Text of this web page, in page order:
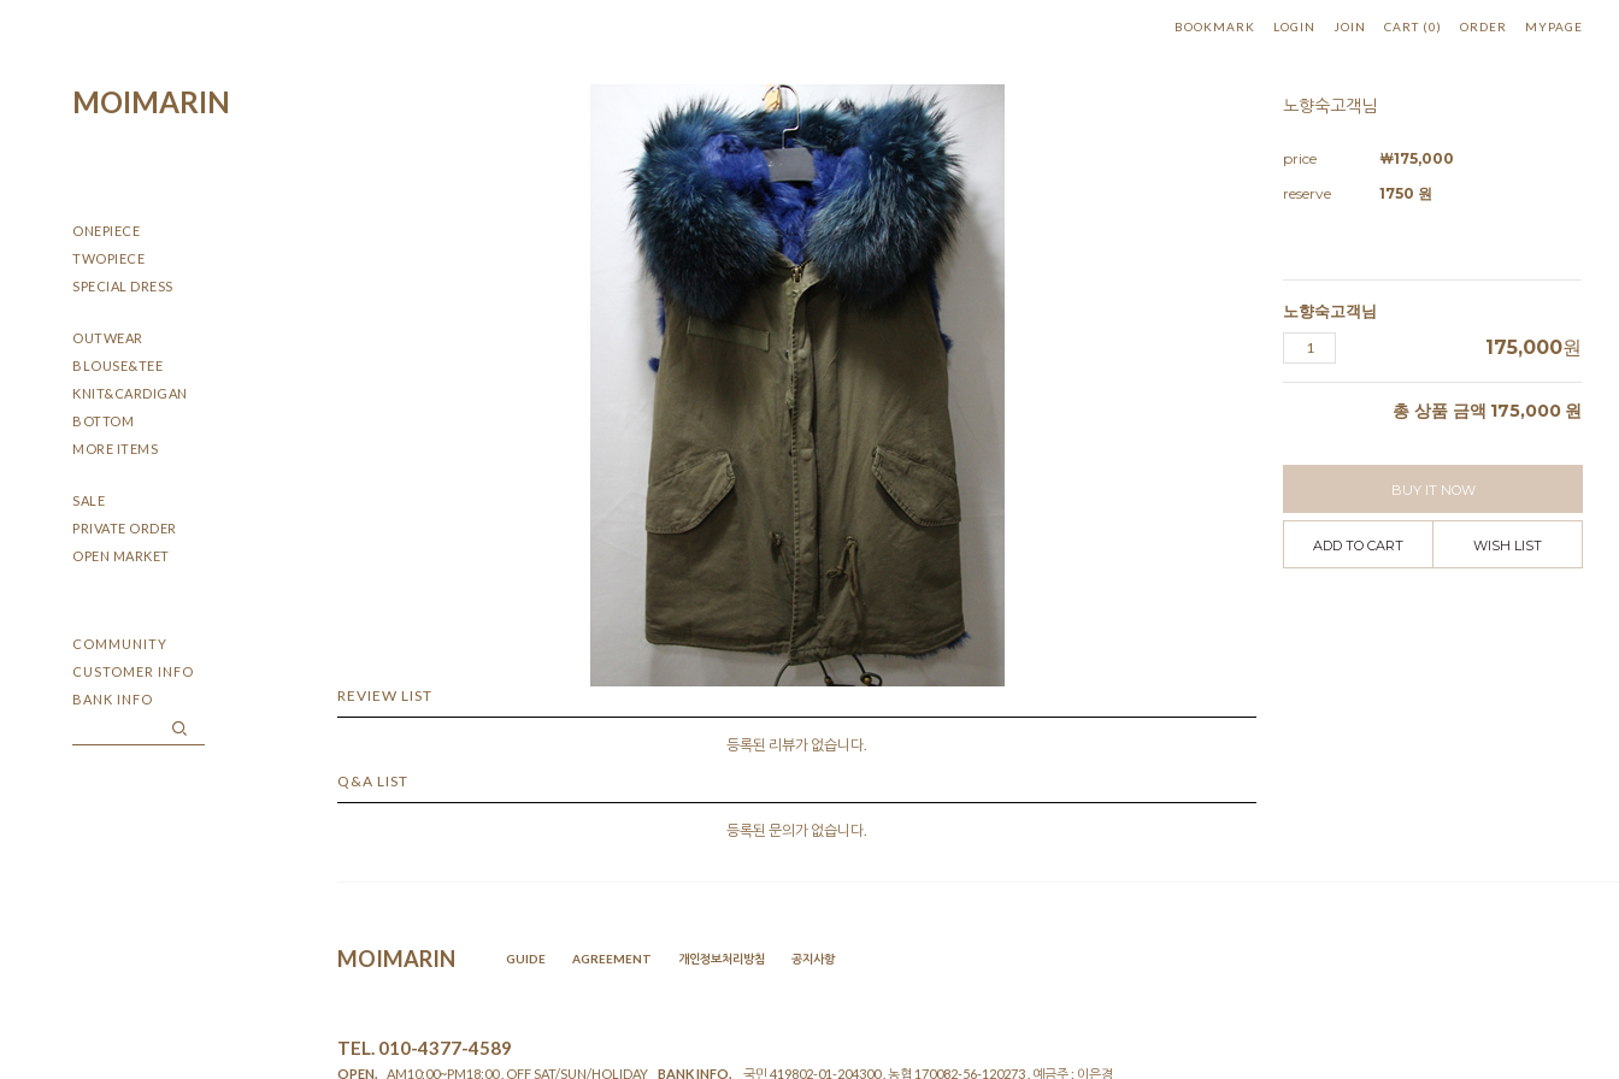
BOOKMARK LOGIN JOIN CART (0) ORDER MYPAGE
MOIMARIN
ONEPIECE
TWOPIECE
SPECIAL DRESS
OUTWEAR
BLOUSE&TEE
KNIT&CARDIGAN
BOTTOM
MORE ITEMS
SALE
PRIVATE ORDER
OPEN MARKET
COMMUNITY
CUSTOMER INFO
BANK INFO
REVIEW LIST
등록된 리뷰가 없습니다.
Q&A LIST
등록된 문의가 없습니다.
노향숙고객님
price ￦175,000
reserve
1750 원
노향숙고객님
175,000원
총 상품 금액 175,000 원
BUY IT NOW
ADD TO CART WISH LIST
MOIMARIN GUIDE AGREEMENT 개인정보처리방침 공지사항
TEL. 010-4377-4589
OPEN. AM10:00~PM18:00 . OFF SAT/SUN/HOLIDAY BANK INFO. 국민 419802-01-204300 . 농협 170082-56-120273 . 예금주 : 이은경